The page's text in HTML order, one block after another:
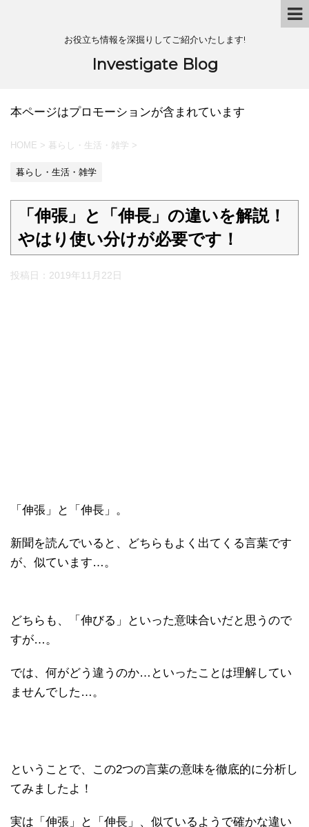
お役立ち情報を深掘りしてご紹介いたします!
Investigate Blog
本ページはプロモーションが含まれています
HOME > 暮らし・生活・雑学 >
暮らし・生活・雑学
「伸張」と「伸長」の違いを解説！
やはり使い分けが必要です！
投稿日： 2019年11月22日
「伸張」と「伸長」。
新聞を読んでいると、どちらもよく出てくる言葉です
が、似ています…。
どちらも、「伸びる」といった意味合いだと思うので
すが…。
では、何がどう違うのか…といったことは理解してい
ませんでした…。
ということで、この2つの言葉の意味を徹底的に分析し
てみましたよ！
実は「伸張」と「伸長」、似ているようで確かな違い